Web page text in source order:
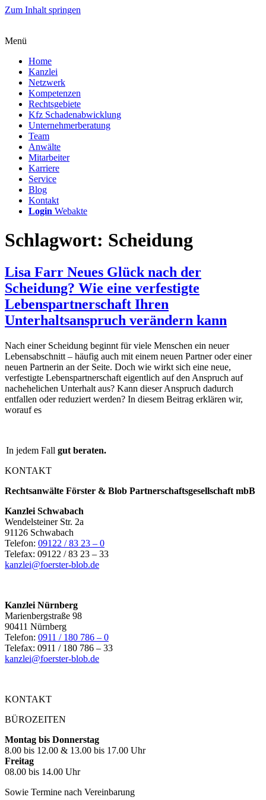
Zum Inhalt springen
Menü
Home
Kanzlei
Netzwerk
Kompetenzen
Rechtsgebiete
Kfz Schadenabwicklung
Unternehmerberatung
Team
Anwälte
Mitarbeiter
Karriere
Service
Blog
Kontakt
Login Webakte
Schlagwort: Scheidung
Lisa Farr Neues Glück nach der
Scheidung? Wie eine verfestigte
Lebenspartnerschaft Ihren
Unterhaltsanspruch verändern kann
Nach einer Scheidung beginnt für viele Menschen ein neuer
Lebensabschnitt – häufig auch mit einem neuen Partner oder einer
neuen Partnerin an der Seite. Doch wie wirkt sich eine neue,
verfestigte Lebenspartnerschaft eigentlich auf den Anspruch auf
nachehelichen Unterhalt aus? Kann dieser Anspruch dadurch
entfallen oder reduziert werden? In diesem Beitrag erklären wir,
worauf es
In jedem Fall gut beraten.
KONTAKT
Rechtsanwälte Förster & Blob Partnerschaftsgesellschaft mbB
Kanzlei Schwabach
Wendelsteiner Str. 2a
91126 Schwabach
Telefon: 09122 / 83 23 – 0
Telefax: 09122 / 83 23 – 33
kanzlei@foerster-blob.de
Kanzlei Nürnberg
Marienbergstraße 98
90411 Nürnberg
Telefon: 0911 / 180 786 – 0
Telefax: 0911 / 180 786 – 33
kanzlei@foerster-blob.de
KONTAKT
BÜROZEITEN
Montag bis Donnerstag
8.00 bis 12.00 & 13.00 bis 17.00 Uhr
Freitag
08.00 bis 14.00 Uhr
Sowie Termine nach Vereinbarung